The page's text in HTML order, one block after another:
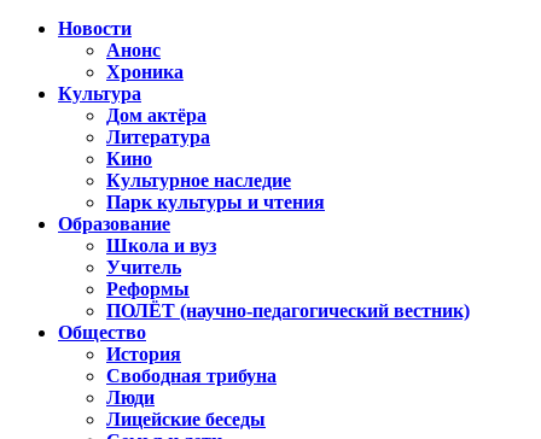
Новости
Анонс
Хроника
Культура
Дом актёра
Литература
Кино
Культурное наследие
Парк культуры и чтения
Образование
Школа и вуз
Учитель
Реформы
ПОЛЁТ (научно-педагогический вестник)
Общество
История
Свободная трибуна
Люди
Лицейские беседы